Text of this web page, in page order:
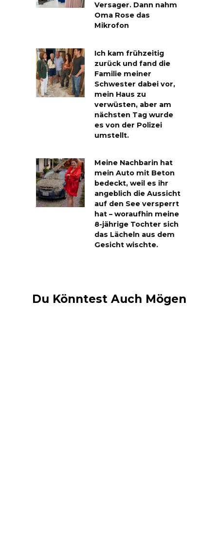
Versager. Dann nahm
Oma Rose das
Mikrofon
Ich kam frühzeitig
zurück und fand die
Familie meiner
Schwester dabei vor,
mein Haus zu
verwüsten, aber am
nächsten Tag wurde
es von der Polizei
umstellt.
Meine Nachbarin hat
mein Auto mit Beton
bedeckt, weil es ihr
angeblich die Aussicht
auf den See versperrt
hat – woraufhin meine
8-jährige Tochter sich
das Lächeln aus dem
Gesicht wischte.
Du Könntest Auch Mögen